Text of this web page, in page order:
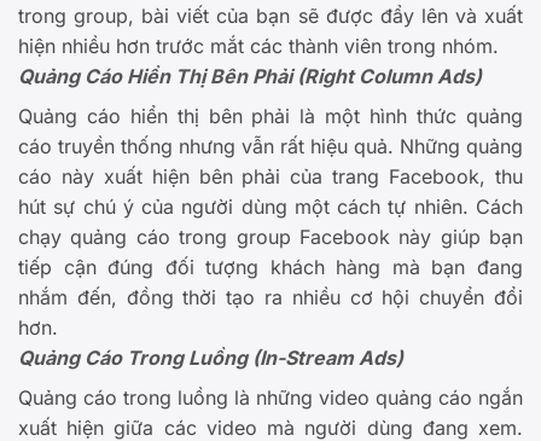
trong group, bài viết của bạn sẽ được đẩy lên và xuất
hiện nhiều hơn trước mắt các thành viên trong nhóm.
Quảng Cáo Hiển Thị Bên Phải (Right Column Ads)
Quảng cáo hiển thị bên phải là một hình thức quảng
cáo truyền thống nhưng vẫn rất hiệu quả. Những quảng
cáo này xuất hiện bên phải của trang Facebook, thu
hút sự chú ý của người dùng một cách tự nhiên. Cách
chạy quảng cáo trong group Facebook này giúp bạn
tiếp cận đúng đối tượng khách hàng mà bạn đang
nhắm đến, đồng thời tạo ra nhiều cơ hội chuyển đổi
hơn.
Quảng Cáo Trong Luồng (In-Stream Ads)
Quảng cáo trong luồng là những video quảng cáo ngắn
xuất hiện giữa các video mà người dùng đang xem.